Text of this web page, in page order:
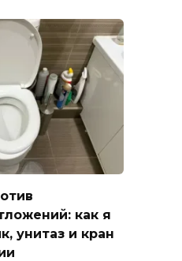
как я
унитаз и кран